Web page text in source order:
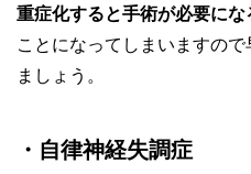
重症化すると手術が必要にな
ことになってしまいますの
ましょう。
・自律神経失調症